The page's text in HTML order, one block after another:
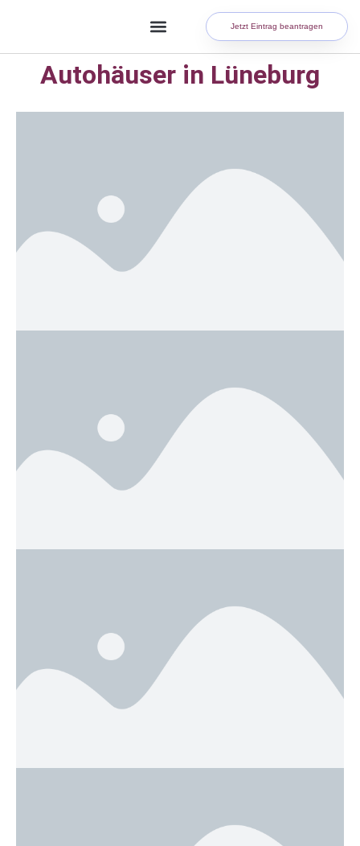
Jetzt Eintrag beantragen
Autohäuser in Lüneburg